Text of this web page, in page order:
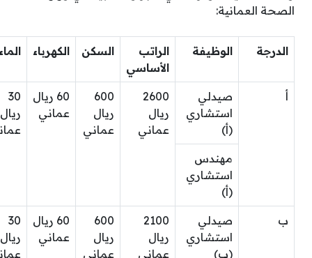
الصحة العمانية:
الدرجة الوظيفة
الراتب
الأساسي
السكن الكهرباء
أ
صيدلي
استشاري
(أ)
2600
ريال
عماني
600
ريال
عماني
60 ريال
عماني
30
ريال
مهندس
استشاري
(أ)
ب
صيدلي
استشاري
(ب)
2100
ريال
عماني
600
ريال
عماني
60 ريال
عماني
30
ريال